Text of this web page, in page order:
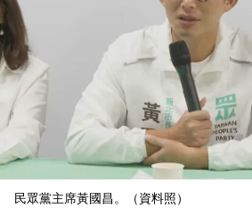
民眾黨主席黃國昌。（資料照）